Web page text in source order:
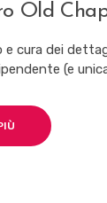
Old
cura dei
(e